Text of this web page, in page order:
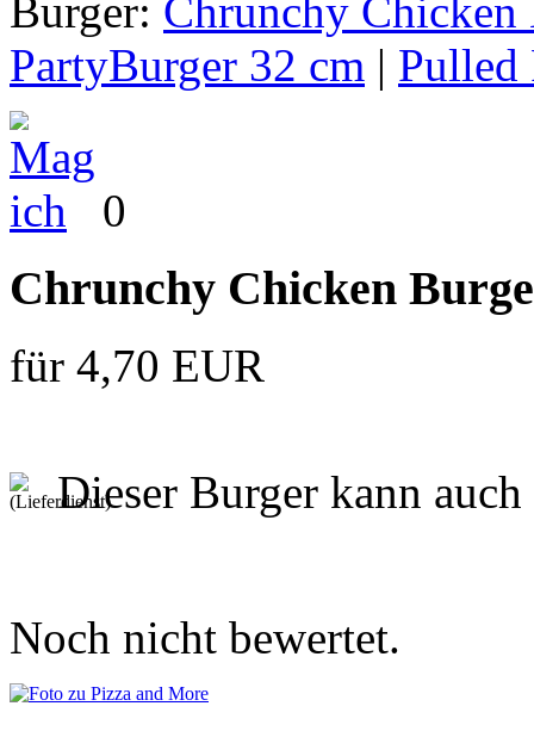
Burger: Chrunchy Chicken
PartyBurger 32 cm | Pulled
0
Chrunchy Chicken
für 4,70 EUR
Dieser Burger kann
Noch nicht bewertet.